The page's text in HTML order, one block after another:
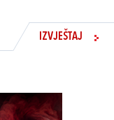
IZVJEŠTAJ